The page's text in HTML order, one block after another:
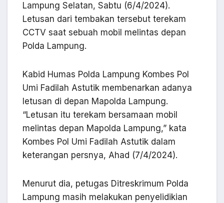
Lampung Selatan, Sabtu (6/4/2024).
Letusan dari tembakan tersebut terekam
CCTV saat sebuah mobil melintas depan
Polda Lampung.
Kabid Humas Polda Lampung Kombes Pol
Umi Fadilah Astutik membenarkan adanya
letusan di depan Mapolda Lampung.
“Letusan itu terekam bersamaan mobil
melintas depan Mapolda Lampung,” kata
Kombes Pol Umi Fadilah Astutik dalam
keterangan persnya, Ahad (7/4/2024).
Menurut dia, petugas Ditreskrimum Polda
Lampung masih melakukan penyelidikian